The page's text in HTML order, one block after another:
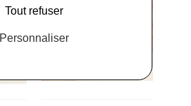
Tout refuser
Personnaliser